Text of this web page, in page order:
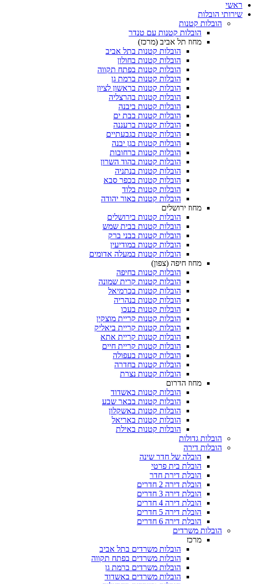
ראשי
שירותי הובלות
הובלות קטנות
הובלות קטנות עם טנדר
מחוז תל אביב (מרכז)
הובלות קטנות בתל אביב
הובלות קטנות בחולון​
הובלות קטנות בפתח תקווה
הובלות קטנות ברמת גן
הובלות קטנות בראשון לציון
הובלות קטנות בהרצליה
הובלות קטנות ביבנה
הובלות קטנות בבת ים
הובלות קטנות ברעננה
הובלות קטנות בגבעתיים
הובלות קטנות בגן יבנה
הובלות קטנות ברחובות
הובלות קטנות בהוד השרון
הובלות קטנות בנתניה
הובלות קטנות בכפר סבא
הובלות קטנות בלוד
הובלות קטנות באור יהודה
מחוז ירושלים
הובלות קטנות בירושלים
הובלות קטנות בבית שמש
הובלות קטנות בבני ברק
הובלות קטנות במודיעין
הובלות קטנות במעלה אדומים
מחוז חיפה (צפון)
הובלות קטנות בחיפה
הובלות קטנות קרית שמונה
הובלות קטנות בכרמיאל
הובלות קטנות בנהריה
הובלות קטנות בעכו
הובלות קטנות קריית מוצקין
הובלות קטנות קריית ביאליק
הובלות קטנות קריית אתא
הובלות קטנות קריית חיים
הובלות קטנות בעפולה
הובלות קטנות בחדרה
הובלות קטנות נצרת
מחוז הדרום
הובלות קטנות באשדוד
הובלות קטנות בבאר שבע
הובלות קטנות באשקלון
הובלות קטנות באריאל
הובלות קטנות באילת
הובלות גדולות
הובלות דירה
הובלה של חדר שינה
הובלת בית פרטי
הובלת דירת חדר
הובלת דירה 2 חדרים
הובלת דירה 3 חדרים
הובלת דירה 4 חדרים
הובלת דירה 5 חדרים
הובלת דירה 6 חדרים
הובלות משרדים
מרכז
הובלות משרדים בתל אביב
הובלות משרדים בפתח תקווה
הובלות משרדים ברמת גן
הובלות משרדים באשדוד